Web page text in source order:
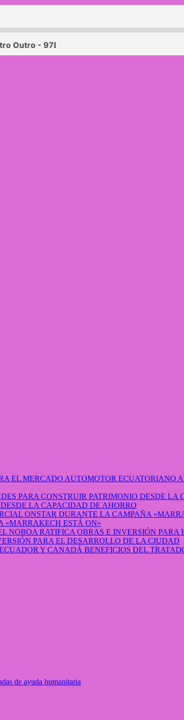
LA CAPACIDAD DE AHORRO
«MARRAKECH ESTÁ ON»
PARA EL DESARROLLO DE LA CIUDAD
BENEFICIOS DEL
de ayuda humanitaria